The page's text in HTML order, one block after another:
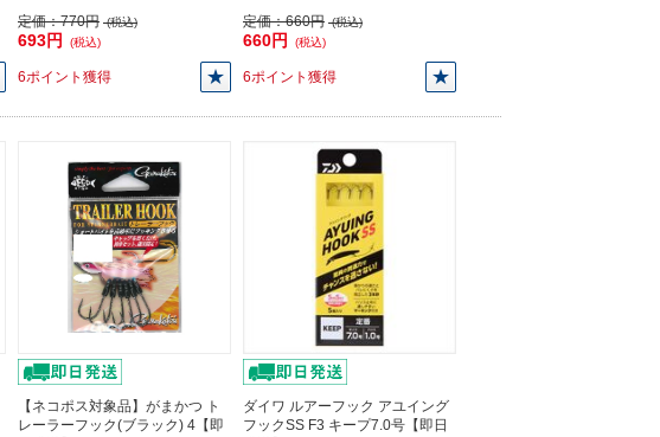
定価：770円 (税込)
693円 (税込)
6ポイント獲得
定価：660円 (税込)
660円 (税込)
6ポイント獲得
【ネコポス対象品】がまかつ ト
レーラーフック(ブラック) 4【即
ダイワ ルアーフック アユイング
フックSS F3 キープ7.0号【即日